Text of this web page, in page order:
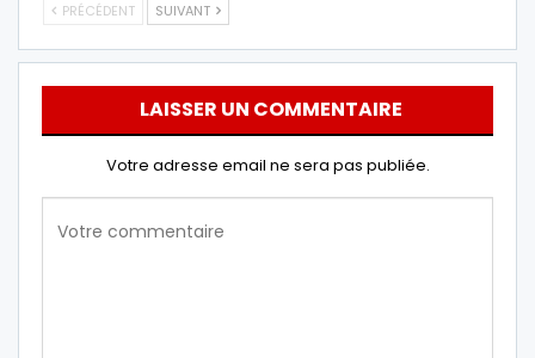
PRÉCÉDENT SUIVANT
LAISSER UN COMMENTAIRE
Votre adresse email ne sera pas publiée.